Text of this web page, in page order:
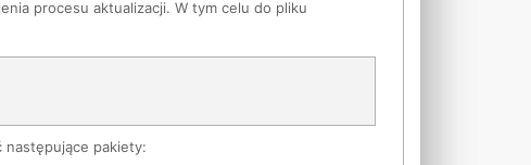
procesu aktualizacji. W tym celu do pliku
następujące pakiety: